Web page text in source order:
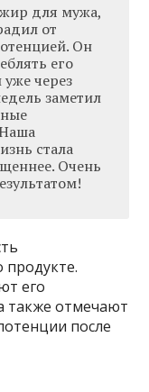
для мужа,
от
Он
его
через
заметил
стала
Очень
его
также отмечают
после